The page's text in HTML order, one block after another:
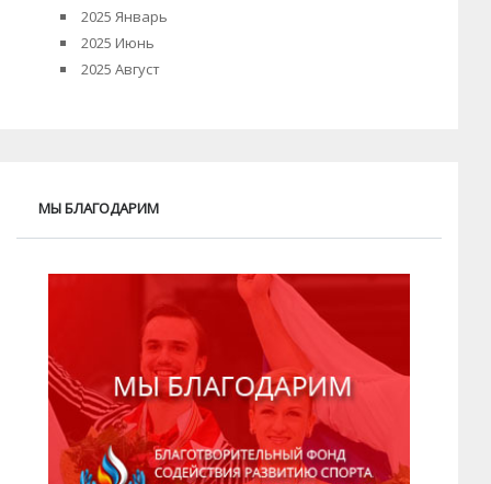
2025 Январь
2025 Июнь
2025 Август
МЫ БЛАГОДАРИМ